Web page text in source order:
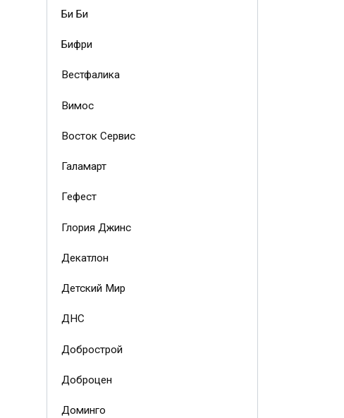
Би Би
Бифри
Вестфалика
Вимос
Восток Сервис
Галамарт
Гефест
Глория Джинс
Декатлон
Детский Мир
ДНС
Добрострой
Доброцен
Доминго